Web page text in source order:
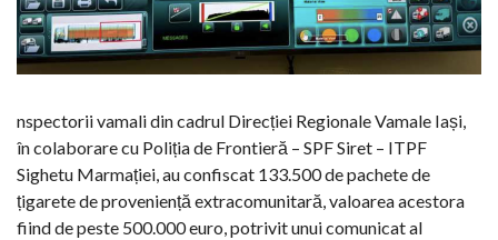
nspectorii vamali din cadrul Direcției Regionale Vamale Iași,
în colaborare cu Poliția de Frontieră – SPF Siret – ITPF
Sighetu Marmației, au confiscat 133.500 de pachete de
țigarete de proveniență extracomunitară, valoarea acestora
fiind de peste 500.000 euro, potrivit unui comunicat al